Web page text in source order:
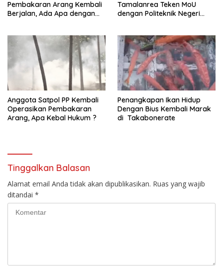
Pembakaran Arang Kembali
Berjalan, Ada Apa dengan
Tamalanrea Teken MoU
dengan Politeknik Negeri
Anggota Satpol PP Kembali
Operasikan Pembakaran
Arang, Apa Kebal Hukum ?
Penangkapan Ikan Hidup
Dengan Bius Kembali Marak
di Takabonerate
Tinggalkan Balasan
Alamat email Anda tidak akan dipublikasikan. Ruas yang wajib
ditandai *